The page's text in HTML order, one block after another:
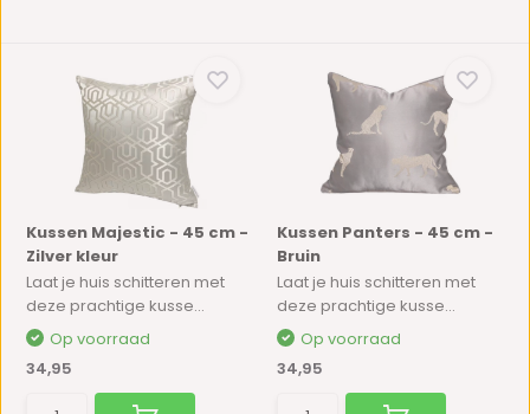
Kussen Majestic - 45 cm -
Zilver kleur
Laat je huis schitteren met
deze prachtige kusse...
Op voorraad
34,95
Kussen Panters - 45 cm -
Bruin
Laat je huis schitteren met
deze prachtige kusse...
Op voorraad
34,95